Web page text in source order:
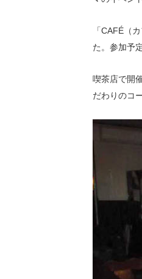
「CAFÉ（
た。参加予
喫茶店で開
だわりのコ